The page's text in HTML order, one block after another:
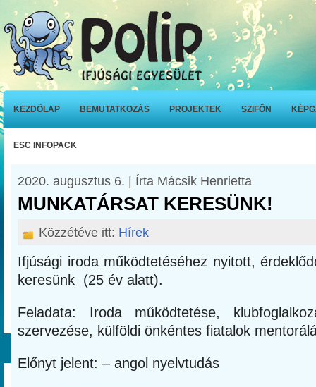
KEZDŐLAP BEMUTATKOZÁS PROJEKTEK SZIFÖN
ESC INFOPACK
2020. augusztus 6. | Írta Mácsik Henrietta
MUNKATÁRSAT KERESÜNK!
Közzétéve itt: Hírek
Ifjúsági iroda működtetéséhez nyitott,
keresünk (25 év alatt).
Feladata: Iroda működtetése,
szervezése, külföldi önkéntes fiatalok
Előnyt jelent: – angol nyelvtudás